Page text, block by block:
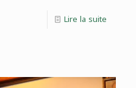
Lire la suite